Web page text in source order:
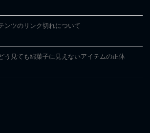
ンツのリンク切れについて
う見ても綿菓子に見えないアイテムの正体